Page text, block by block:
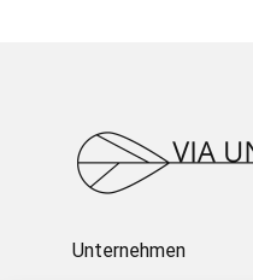
Unternehmen